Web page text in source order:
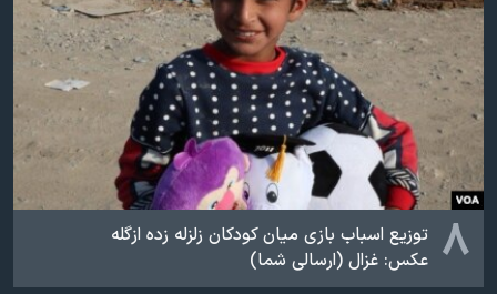
۸ توزیع اسباب بازی میان کودکان زلزله زده ازگله
عکس: غزال (ارسالی شما)